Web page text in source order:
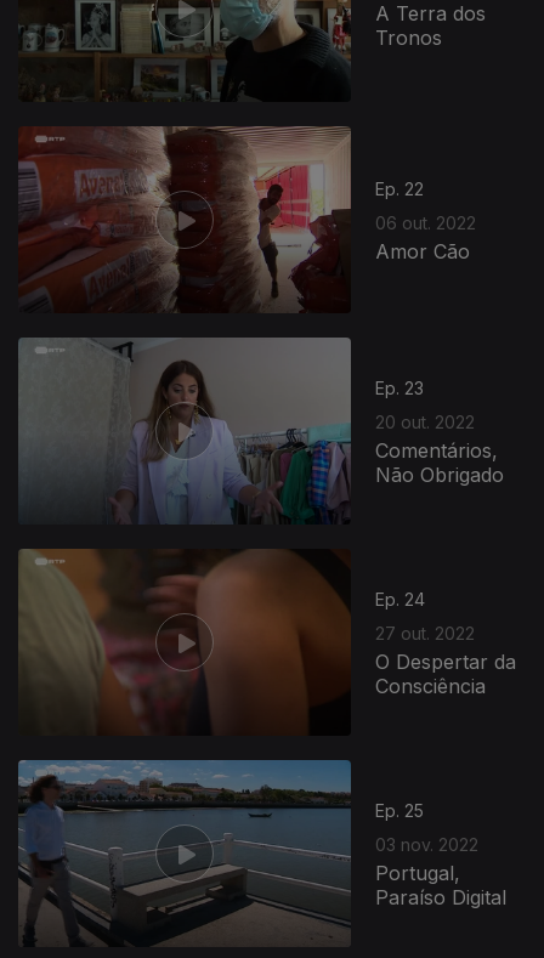
A Terra dos
Tronos
Ep. 22
06 out. 2022
Amor Cão
Ep. 23
20 out. 2022
Comentários,
Não Obrigado
Ep. 24
27 out. 2022
O Despertar da
Consciência
649526
Ep. 25
03 nov. 2022
Portugal,
Paraíso Digital